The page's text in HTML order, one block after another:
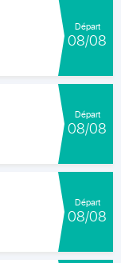
Départ
08/08
Départ
08/08
Départ
08/08